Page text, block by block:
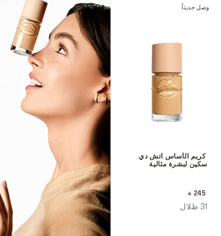
وصل حديثاً
سكين لبشرة مثالية
‎ ⃁ 245 ‎
31 ظلال